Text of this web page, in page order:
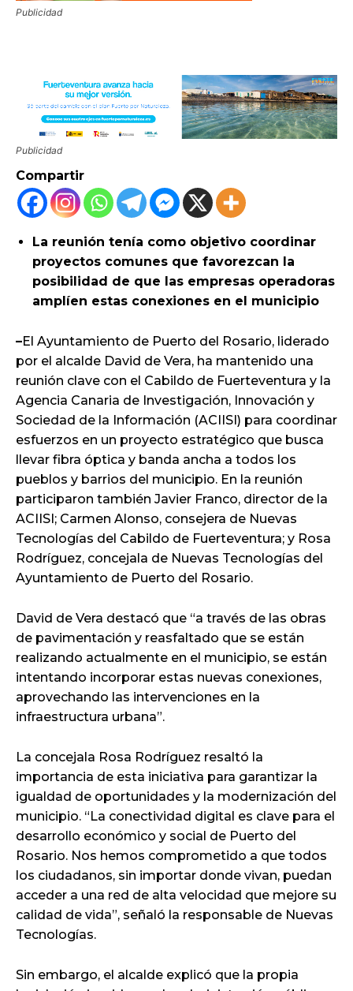
Publicidad
Publicidad
Compartir
La reunión tenía como objetivo coordinar
proyectos comunes que favorezcan la
posibilidad de que las empresas operadoras
amplíen estas conexiones en el municipio
–El Ayuntamiento de Puerto del Rosario, liderado
por el alcalde David de Vera, ha mantenido una
reunión clave con el Cabildo de Fuerteventura y la
Agencia Canaria de Investigación, Innovación y
Sociedad de la Información (ACIISI) para coordinar
esfuerzos en un proyecto estratégico que busca
llevar fibra óptica y banda ancha a todos los
pueblos y barrios del municipio. En la reunión
participaron también Javier Franco, director de la
ACIISI; Carmen Alonso, consejera de Nuevas
Tecnologías del Cabildo de Fuerteventura; y Rosa
Rodríguez, concejala de Nuevas Tecnologías del
Ayuntamiento de Puerto del Rosario.
David de Vera destacó que “a través de las obras
de pavimentación y reasfaltado que se están
realizando actualmente en el municipio, se están
intentando incorporar estas nuevas conexiones,
aprovechando las intervenciones en la
infraestructura urbana”.
La concejala Rosa Rodríguez resaltó la
importancia de esta iniciativa para garantizar la
igualdad de oportunidades y la modernización del
municipio. “La conectividad digital es clave para el
desarrollo económico y social de Puerto del
Rosario. Nos hemos comprometido a que todos
los ciudadanos, sin importar donde vivan, puedan
acceder a una red de alta velocidad que mejore su
calidad de vida”, señaló la responsable de Nuevas
Tecnologías.
Sin embargo, el alcalde explicó que la propia